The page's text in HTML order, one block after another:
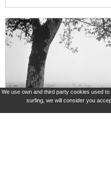
We use own and third party cookies used
surfing, we will consider you